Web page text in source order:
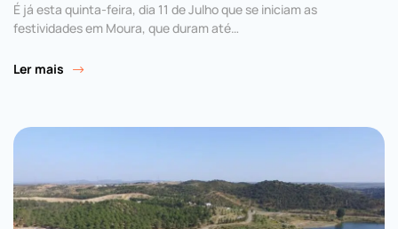
É já esta quinta-feira, dia 11 de Julho que se iniciam as
festividades em Moura, que duram até…
Ler mais